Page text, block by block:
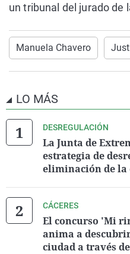
un tribunal del jurado de
Manuela Chavero
LO MÁS
DESREGULACIÓN
La Junta de
estrategia de
eliminación de
CÁCERES
El concurso 'Mi
anima a
ciudad a través